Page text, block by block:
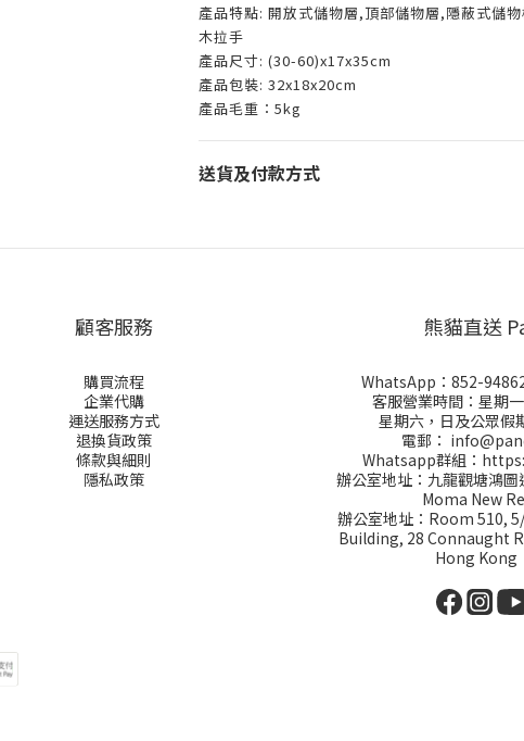
產品特點: 開放式儲物層,頂部儲物層,隱蔽式儲
木拉手
產品尺寸: (30-60)x17x35cm
產品包裝: 32x18x20cm
產品毛重：5kg
送貨及付款方式
顧客服務
購買流程
企業代購
運送服務方式
退換貨政策
條款與細則
隱私政策
熊貓直送
WhatsApp： 852-
客服營業時間：星期
星期六，日及公眾假
電郵：
Whatsapp群組：
辦公室地址：九龍觀塘鴻
Moma New
辦公室地址：Room 510,
Building, 28 Connaught
Hong Kong